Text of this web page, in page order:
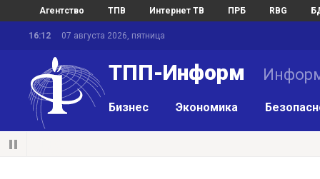
Агентство ТПВ Интернет ТВ ПРБ RBG
16:12 07 августа 2026, пятница
ТПП-Информ
Бизнес Экономика